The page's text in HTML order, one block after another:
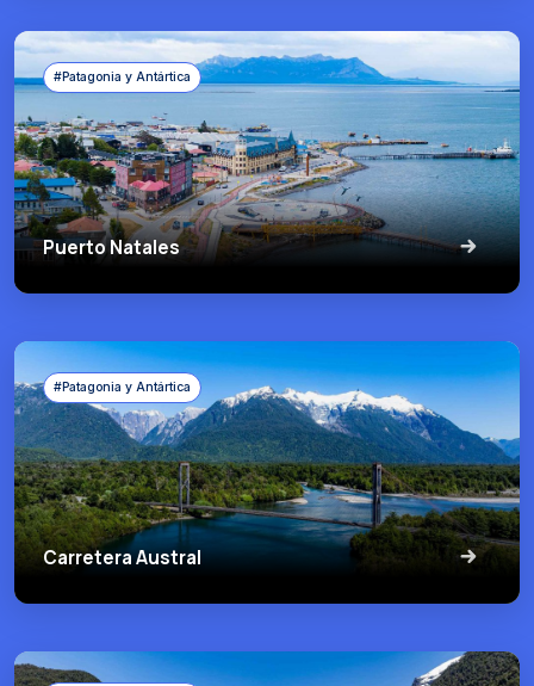
#Patagonia y Antártica
Puerto Natales
#Patagonia y Antártica
Carretera Austral